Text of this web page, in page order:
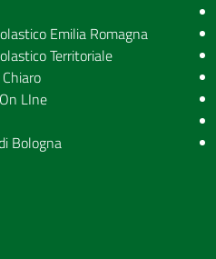
Emilia Romagna
Territoriale
LIne
Bologna